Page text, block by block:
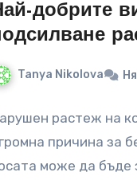
добрите
Tanya Nikolova
растеж на
причина за
може да бъде